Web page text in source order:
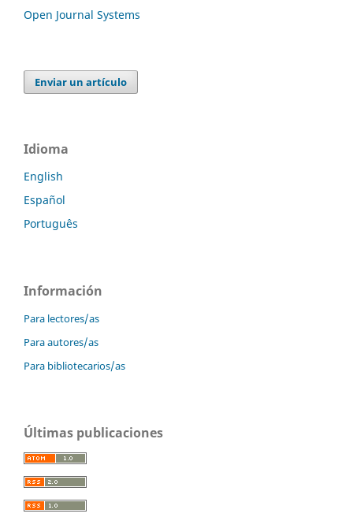
Open Journal Systems
Enviar un artículo
Idioma
English
Español
Português
Información
Para lectores/as
Para autores/as
Para bibliotecarios/as
Últimas publicaciones